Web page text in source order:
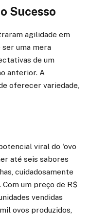
Sucesso
agilidade em
uma mera
de um
anterior. A
oferecer variedade,
viral do 'ovo
até seis sabores
cuidadosamente
um preço de R$
vendidas
ovos produzidos,